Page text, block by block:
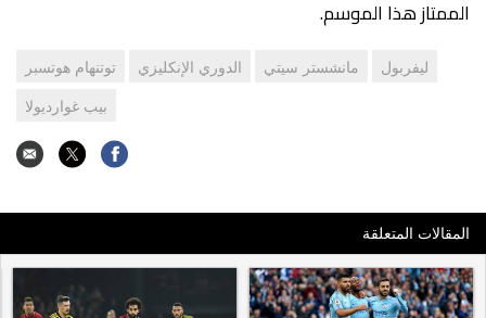
الممتاز هذا الموسم.
ليفربول مانشستر سيتي الدوري الإنكليزي
توتنهام هوتسبر
بيب غوارديولا
المقالات المتعلقة